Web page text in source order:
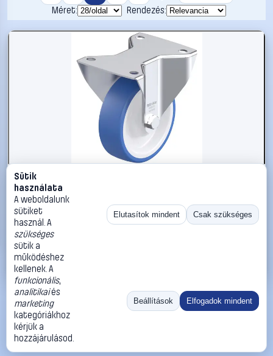
Méret:
Rendezés:
#3050677
Blickle 936310 BK-POTHS 125KA-3 Acéllemez rögzített
görgő KerékØ: 125 mm Teherbírás (max.): 275 kg 1 db
Blickle Görgők, kerekek
26 990 Ft
Kosárba
«
Ugrás:
Méret:
Rendezés:
©2026
ThermoScope
ÁSZF
Cégbemutató
Sütik
használata
A weboldalunk
sütiket
használ. A
szükséges
sütik a
működéshez
kellenek. A
funkcionális,
analitikaiés
marketing
kategóriákhoz
kérjük a
hozzájárulásod.
Elutasítok mindent Csak szükséges
Beállítások Elfogadok mindent